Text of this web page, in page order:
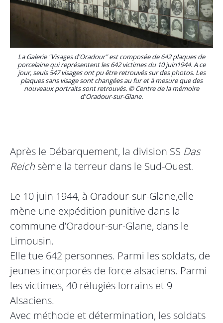
La Galerie "Visages d'Oradour" est composée de 642 plaques de
porcelaine qui représentent les 642 victimes du 10 juin1944. A ce
jour, seuls 547 visages ont pu être retrouvés sur des photos. Les
plaques sans visage sont changées au fur et à mesure que des
nouveaux portraits sont retrouvés. © Centre de la mémoire
d'Oradour-sur-Glane.
Après le Débarquement, la division SS Das
Reich sème la terreur dans le Sud-Ouest.
Le 10 juin 1944, à Oradour-sur-Glane,elle
mène une expédition punitive dans la
commune d’Oradour-sur-Glane, dans le
Limousin.
Elle tue 642 personnes. Parmi les soldats, de
jeunes incorporés de force alsaciens. Parmi
les victimes, 40 réfugiés lorrains et 9
Alsaciens.
Avec méthode et détermination, les soldats